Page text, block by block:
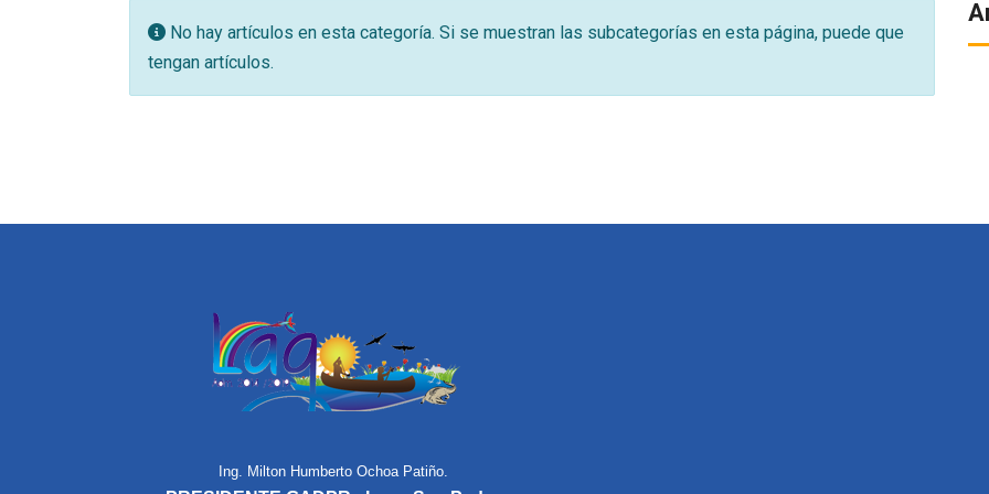
Información
No hay artículos en esta categoría. Si se muestran las subcategorías en esta página, puede que
tengan artículos.
Ing. Milton Humberto Ochoa Patiño.